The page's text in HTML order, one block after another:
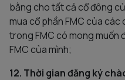
bằng cho tất cả cổ đông
mua cổ phần FMC của
trong FMC có mong muốn
FMC của mình;
12. Thời gian đăng ký